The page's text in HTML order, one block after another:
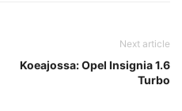
Next article
Koeajossa: Opel Insignia 1.6
Turbo